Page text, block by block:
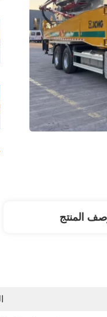
المنتج